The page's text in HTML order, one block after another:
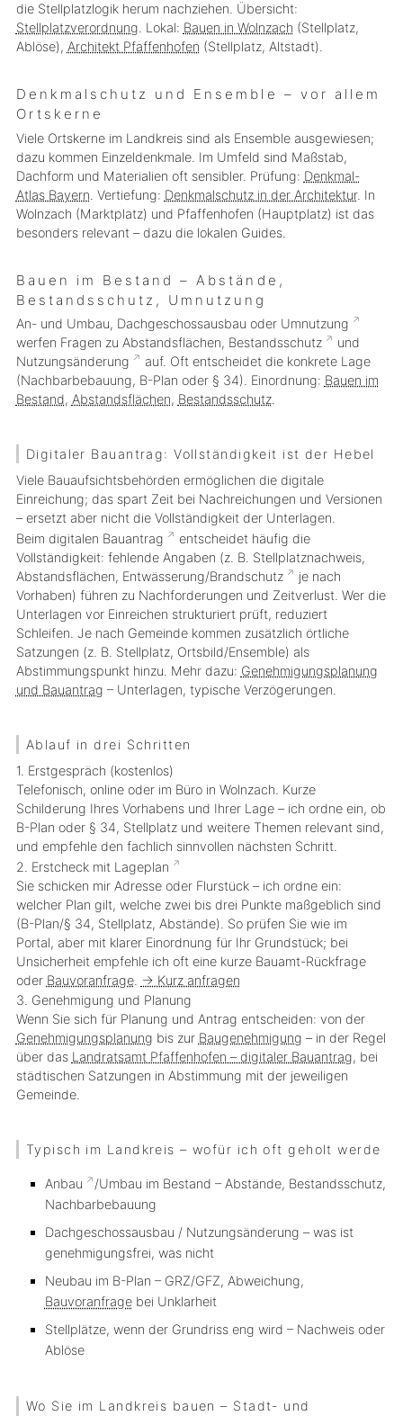
die Stellplatzlogik herum nachziehen. Übersicht:
Stellplatzverordnung . Lokal: Bauen in Wolnzach (Stellplatz,
Ablöse), Architekt Pfaffenhofen (Stellplatz, Altstadt).
Denkmalschutz und Ensemble – vor allem
Ortskerne
Viele Ortskerne im Landkreis sind als Ensemble ausgewiesen;
dazu kommen Einzeldenkmale. Im Umfeld sind Maßstab,
Dachform und Materialien oft sensibler. Prüfung: Denkmal-
Atlas Bayern . Vertiefung: Denkmalschutz in der Architektur. In
Wolnzach (Marktplatz) und Pfaffenhofen (Hauptplatz) ist das
besonders relevant – dazu die lokalen Guides.
Bauen im Bestand – Abstände,
Bestandsschutz, Umnutzung
An- und Umbau, Dachgeschossausbau oder Umnutzung
werfen Fragen zu Abstandsflächen, Bestandsschutz
und
Nutzungsänderung
auf. Oft entscheidet die konkrete Lage
(Nachbarbebauung, B-Plan oder § 34). Einordnung: Bauen im
Bestand, Abstandsflächen, Bestandsschutz.
Digitaler Bauantrag: Vollständigkeit ist der Hebel
Viele Bauaufsichtsbehörden ermöglichen die digitale
Einreichung; das spart Zeit bei Nachreichungen und Versionen
– ersetzt aber nicht die Vollständigkeit der Unterlagen.
Beim digitalen Bauantrag
entscheidet häufig die
Vollständigkeit: fehlende Angaben (z. B. Stellplatznachweis,
Abstandsflächen, Entwässerung/Brandschutz
je nach
Vorhaben) führen zu Nachforderungen und Zeitverlust. Wer die
Unterlagen vor Einreichen strukturiert prüft, reduziert
Schleifen. Je nach Gemeinde kommen zusätzlich örtliche
Satzungen (z. B. Stellplatz, Ortsbild/Ensemble) als
Abstimmungspunkt hinzu. Mehr dazu: Genehmigungsplanung
und Bauantrag – Unterlagen, typische Verzögerungen.
Ablauf in drei Schritten
1. Erstgespräch (kostenlos)
Telefonisch, online oder im Büro in Wolnzach. Kurze
Schilderung Ihres Vorhabens und Ihrer Lage – ich ordne ein, ob
B-Plan oder § 34, Stellplatz und weitere Themen relevant sind,
und empfehle den fachlich sinnvollen nächsten Schritt.
2. Erstcheck mit Lageplan
Sie schicken mir Adresse oder Flurstück – ich ordne ein:
welcher Plan gilt, welche zwei bis drei Punkte maßgeblich sind
(B-Plan/§ 34, Stellplatz, Abstände). So prüfen Sie wie im
Portal, aber mit klarer Einordnung für Ihr Grundstück; bei
Unsicherheit empfehle ich oft eine kurze Bauamt-Rückfrage
oder Bauvoranfrage. → Kurz anfragen
3. Genehmigung und Planung
Wenn Sie sich für Planung und Antrag entscheiden: von der
Genehmigungsplanung bis zur Baugenehmigung – in der Regel
über das Landratsamt Pfaffenhofen – digitaler Bauantrag, bei
städtischen Satzungen in Abstimmung mit der jeweiligen
Gemeinde.
Typisch im Landkreis – wofür ich oft geholt werde
Anbau /Umbau im Bestand – Abstände, Bestandsschutz,
Nachbarbebauung
Dachgeschossausbau / Nutzungsänderung – was ist
genehmigungsfrei, was nicht
Neubau im B-Plan – GRZ/GFZ, Abweichung,
Bauvoranfragebei Unklarheit
Stellplätze, wenn der Grundriss eng wird – Nachweis oder
Ablöse
Wo Sie im Landkreis bauen – Stadt- und